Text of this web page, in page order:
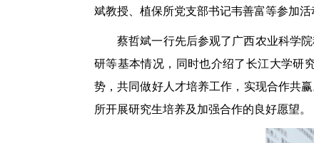
斌教授、植保所党支部书记韦善富等参加活
蔡哲斌一行先后参观了广西农业科学
研等基本情况，同时也介绍了长江大学研
势，共同做好人才培养工作，实现合作共
所开展研究生培养及加强合作的良好愿望。